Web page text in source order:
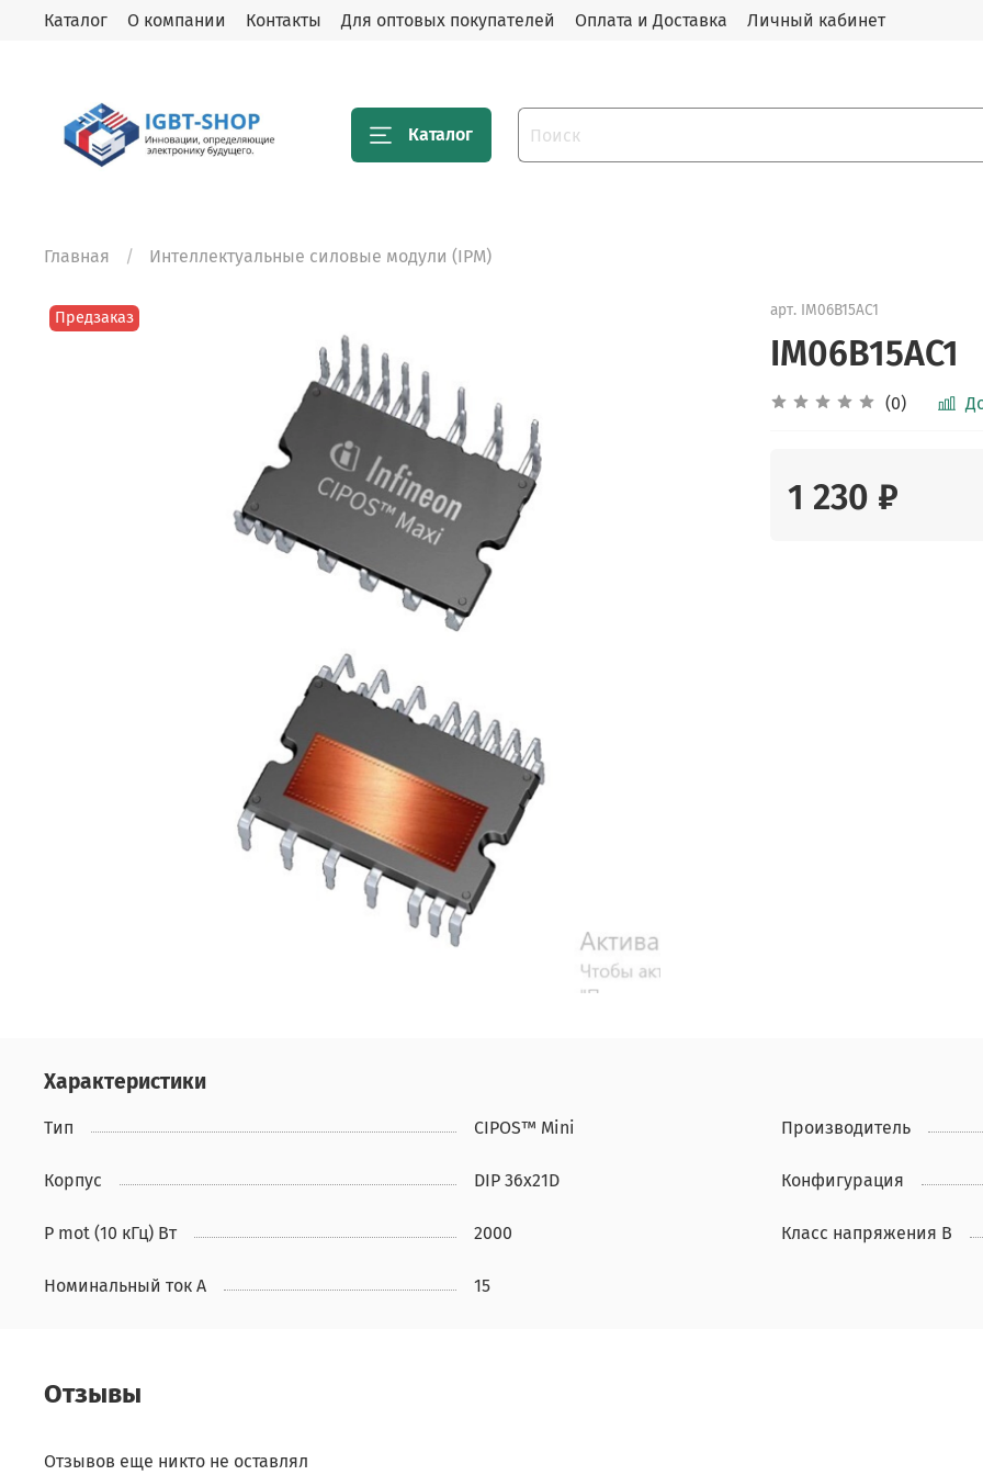
Каталог О компании Контакты Для оптовых покупателей Оплата и Доставка Личный кабинет
Каталог
Главная Интеллектуальные силовые модули (IPM)
Предзаказ арт. IM06B15AC1
IM06B15AC1
(0)
1 230 ₽
Характеристики
Тип CIPOS™ Mini Производитель
Корпус DIP 36x21D Конфигурация
P mot (10 кГц) Вт 2000 Класс напряжения В
Номинальный ток А 15
Отзывы
Отзывов еще никто не оставлял